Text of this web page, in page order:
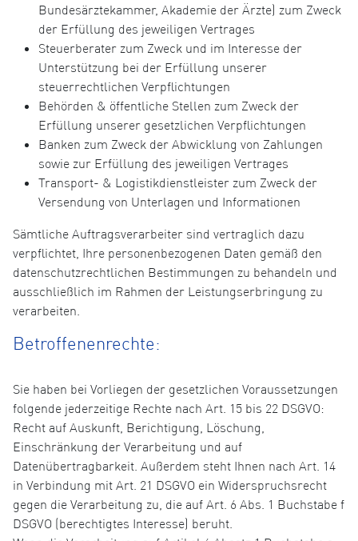
Bundesärztekammer, Akademie der Ärzte) zum Zweck
der Erfüllung des jeweiligen Vertrages
Steuerberater zum Zweck und im Interesse der
Unterstützung bei der Erfüllung unserer
steuerrechtlichen Verpflichtungen
Behörden & öffentliche Stellen zum Zweck der
Erfüllung unserer gesetzlichen Verpflichtungen
Banken zum Zweck der Abwicklung von Zahlungen
sowie zur Erfüllung des jeweiligen Vertrages
Transport- & Logistikdienstleister zum Zweck der
Versendung von Unterlagen und Informationen
Sämtliche Auftragsverarbeiter sind vertraglich dazu
verpflichtet, Ihre personenbezogenen Daten gemäß den
datenschutzrechtlichen Bestimmungen zu behandeln und
ausschließlich im Rahmen der Leistungserbringung zu
verarbeiten.
Betroffenenrechte:
Sie haben bei Vorliegen der gesetzlichen Voraussetzungen
folgende jederzeitige Rechte nach Art. 15 bis 22 DSGVO:
Recht auf Auskunft, Berichtigung, Löschung,
Einschränkung der Verarbeitung und auf
Datenübertragbarkeit. Außerdem steht Ihnen nach Art. 14
in Verbindung mit Art. 21 DSGVO ein Widerspruchsrecht
gegen die Verarbeitung zu, die auf Art. 6 Abs. 1 Buchstabe f
DSGVO (berechtigtes Interesse) beruht.